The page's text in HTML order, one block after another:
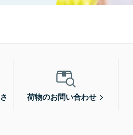
荷物のお問い合わせ